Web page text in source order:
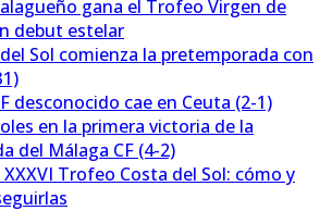
gana el Trofeo Virgen de
debut estelar
Sol comienza la pretemporada con
desconocido cae en Ceuta (2-1)
en la primera victoria de la
del Málaga CF (4-2)
Trofeo Costa del Sol: cómo y